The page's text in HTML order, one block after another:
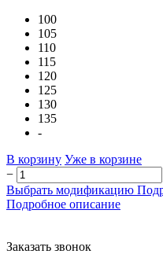
100
105
110
115
120
125
130
135
-
В корзину Уже в корзине
−
Выбрать модификацию
Подробное описание
Заказать звонок